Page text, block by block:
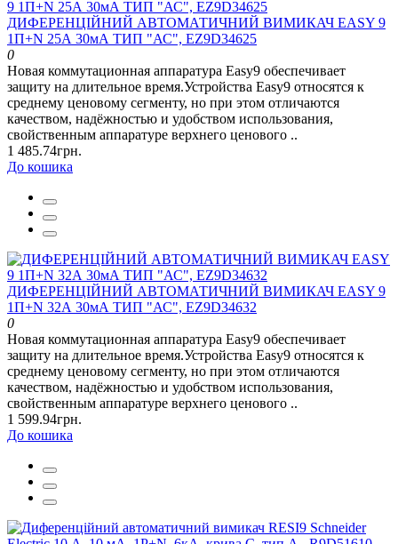
ДИФЕРЕНЦІЙНИЙ АВТОМАТИЧНИЙ ВИМИКАЧ EASY 9
1П+N 25А 30мА ТИП "АС", EZ9D34625
0
Новая коммутационная аппаратура Easy9 обеспечивает
защиту на длительное время.Устройства Easy9 относятся к
среднему ценовому сегменту, но при этом отличаются
качеством, надёжностью и удобством использования,
свойственным аппаратуре верхнего ценового ..
1 485.74грн.
До кошика
ДИФЕРЕНЦІЙНИЙ АВТОМАТИЧНИЙ ВИМИКАЧ EASY 9
1П+N 32А 30мА ТИП "АС", EZ9D34632
0
Новая коммутационная аппаратура Easy9 обеспечивает
защиту на длительное время.Устройства Easy9 относятся к
среднему ценовому сегменту, но при этом отличаются
качеством, надёжностью и удобством использования,
свойственным аппаратуре верхнего ценового ..
1 599.94грн.
До кошика